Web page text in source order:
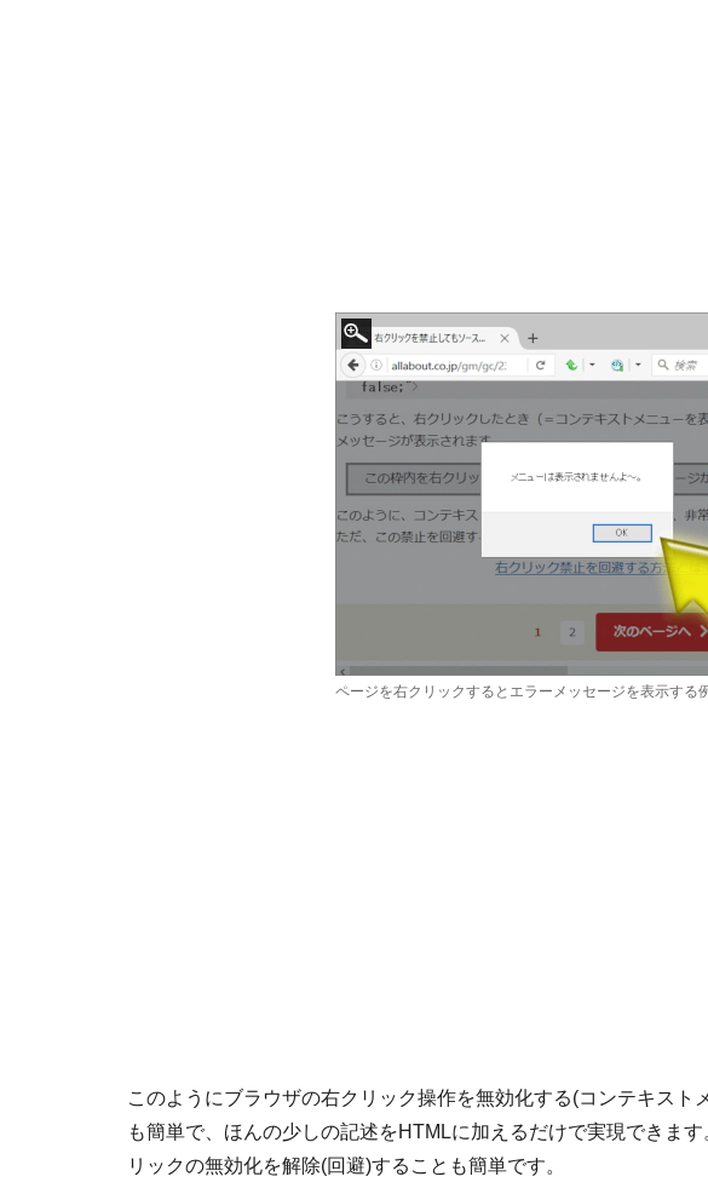
ページを右クリックするとエラーメッセージを表示する
このようにブラウザの右クリック操作を無効化する(コンテキスト
も簡単で、ほんの少しの記述をHTMLに加えるだけで実現できま
リックの無効化を解除(回避)することも簡単です。